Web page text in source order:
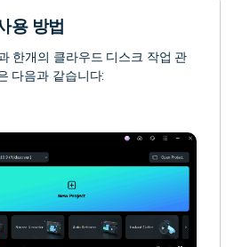
용 방법
한개의 클라우드 디스크 작업 관
다음과 같습니다: